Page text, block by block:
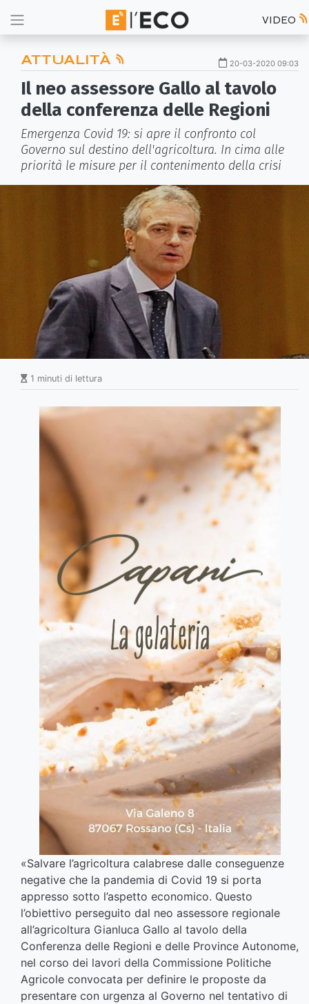
VIDEO
ATTUALITÀ 20-03-2020 09:03
Il neo assessore Gallo al tavolo
della conferenza delle Regioni
Emergenza Covid 19: si apre il confronto col
Governo sul destino dell'agricoltura. In cima alle
priorità le misure per il contenimento della crisi
1 minuti di lettura
«Salvare l’agricoltura calabrese dalle conseguenze
negative che la pandemia di Covid 19 si porta
appresso sotto l’aspetto economico. Questo
l’obiettivo perseguito dal neo assessore regionale
all’agricoltura Gianluca Gallo al tavolo della
Conferenza delle Regioni e delle Province Autonome,
nel corso dei lavori della Commissione Politiche
Agricole convocata per definire le proposte da
presentare con urgenza al Governo nel tentativo di